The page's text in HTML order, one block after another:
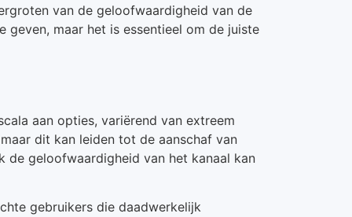
van de geloofwaardigheid van de
maar het is essentieel om de juiste
aan opties, variërend van extreem
dit kan leiden tot de aanschaf van
geloofwaardigheid van het kanaal kan
gebruikers die daadwerkelijk